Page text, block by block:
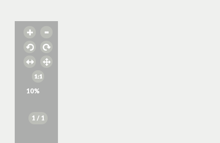
10%
1 / 1